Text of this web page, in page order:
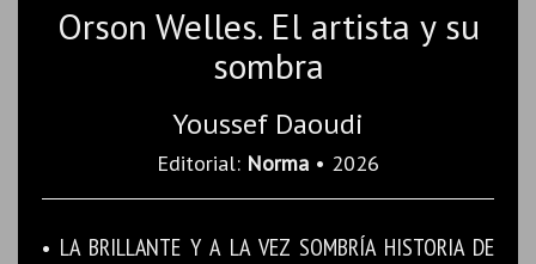
Orson Welles. El artista y su
sombra
Youssef Daoudi
Editorial: Norma • 2026
• LA BRILLANTE Y A LA VEZ SOMBRÍA HISTORIA DE